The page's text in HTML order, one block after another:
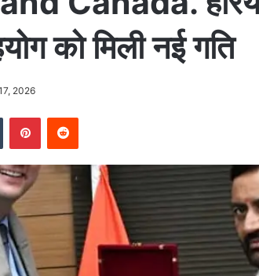
को मिली नई गति
2026